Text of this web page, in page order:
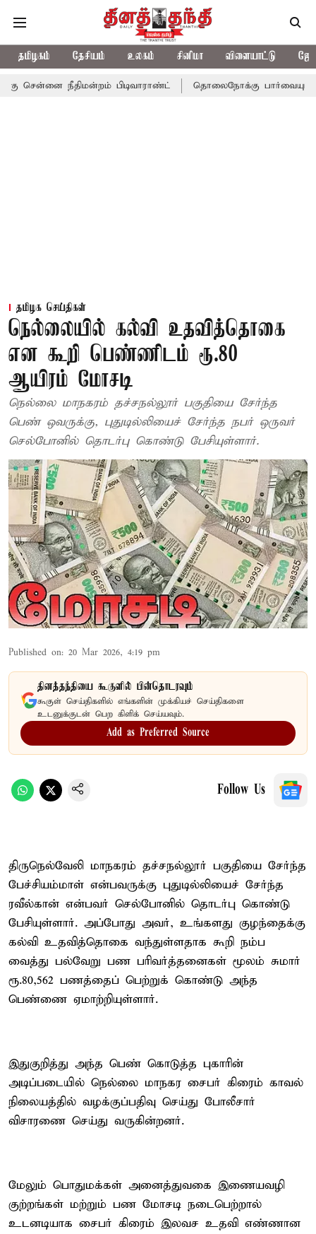
தமிழகம் தேசியம் உலகம் சினிமா விளையாட்டு
பிடிவாராண்ட் தொலைநோக்கு பார்வையுடன் கூடிய
தமிழக செய்திகள்
நெல்லையில் கல்வி உதவித்தொகை
என கூறி பெண்ணிடம் ரூ.80
ஆயிரம் மோசடி
நெல்லை மாநகரம் தச்சநல்லூர் பகுதியை சேர்ந்த
பெண் ஒவருக்கு, புதுடில்லியைச் சேர்ந்த நபர் ஒருவர்
செல்போனில் தொடர்பு கொண்டு பேசியுள்ளார்.
Published on: 20 Mar 2026, 4:19 pm
தினத்தந்தியை கூகுளில் பின்தொடரவும்
கூகுள் செய்திகளில் எங்களின் முக்கியச் செய்திகளை
உடனுக்குடன் பெற கிளிக் செய்யவும்.
Add as Preferred Source
Follow Us
திருநெல்வேலி மாநகரம் தச்சநல்லூர் பகுதியை சேர்ந்த
பேச்சியம்மாள் என்பவருக்கு புதுடில்லியைச் சேர்ந்த
ரவீல்கான் என்பவர் செல்போனில் தொடர்பு கொண்டு
பேசியுள்ளார். அப்போது அவர், உங்களது குழந்தைக்கு
கல்வி உதவித்தொகை வந்துள்ளதாக கூறி நம்ப
வைத்து பல்வேறு பண பரிவர்த்தனைகள் மூலம் சுமார்
ரூ.80,562 பணத்தைப் பெற்றுக் கொண்டு அந்த
பெண்ணை ஏமாற்றியுள்ளார்.
இதுகுறித்து அந்த பெண் கொடுத்த புகாரின்
அடிப்படையில் நெல்லை மாநகர சைபர் கிரைம் காவல்
நிலையத்தில் வழக்குப்பதிவு செய்து போலீசார்
விசாரணை செய்து வருகின்றனர்.
மேலும் பொதுமக்கள் அனைத்துவகை இணையவழி
குற்றங்கள் மற்றும் பண மோசடி நடைபெற்றால்
உடனடியாக சைபர் கிரைம் இலவச உதவி எண்ணான